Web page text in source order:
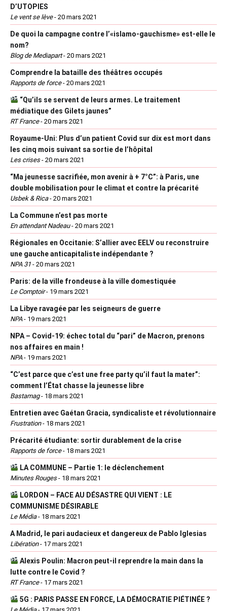
D’UTOPIES
Le vent se lève- 20 mars 2021
De quoi la campagne contre l’«islamo-gauchisme» est-elle le
nom?
Blog de Mediapart- 20 mars 2021
Comprendre la bataille des théâtres occupés
Rapports de force- 20 mars 2021
“Qu’ils se servent de leurs armes. Le traitement
médiatique des Gilets jaunes”
RT France- 20 mars 2021
Royaume-Uni: Plus d’un patient Covid sur dix est mort dans
les cinq mois suivant sa sortie de l’hôpital
Les crises- 20 mars 2021
“Ma jeunesse sacrifiée, mon avenir à + 7°C”: à Paris, une
double mobilisation pour le climat et contre la précarité
Usbek & Rica- 20 mars 2021
La Commune n’est pas morte
En attendant Nadeau- 20 mars 2021
Régionales en Occitanie: S’allier avec EELV ou reconstruire
une gauche anticapitaliste indépendante ?
NPA 31 - 20 mars 2021
Paris: de la ville frondeuse à la ville domestiquée
Le Comptoir- 19 mars 2021
La Libye ravagée par les seigneurs de guerre
NPA- 19 mars 2021
NPA – Covid-19: échec total du “pari” de Macron, prenons
nos affaires en main !
NPA- 19 mars 2021
“C’est parce que c’est une free party qu’il faut la mater”:
comment l’État chasse la jeunesse libre
Bastamag- 18 mars 2021
Entretien avec Gaétan Gracia, syndicaliste et révolutionnaire
Frustration- 18 mars 2021
Précarité étudiante: sortir durablement de la crise
Rapports de force- 18 mars 2021
LA COMMUNE – Partie 1: le déclenchement
Minutes Rouges- 18 mars 2021
LORDON – FACE AU DÉSASTRE QUI VIENT : LE
COMMUNISME DÉSIRABLE
Le Média- 18 mars 2021
A Madrid, le pari audacieux et dangereux de Pablo Iglesias
Libération- 17 mars 2021
Alexis Poulin: Macron peut-il reprendre la main dans la
lutte contre le Covid ?
RT France- 17 mars 2021
5G : PARIS PASSE EN FORCE, LA DÉMOCRATIE PIÉTINÉE ?